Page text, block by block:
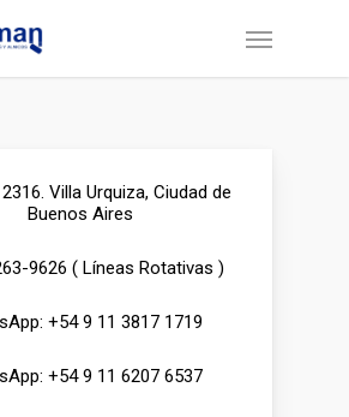
Villa Urquiza, Ciudad de
Buenos Aires
9626 ( Líneas Rotativas )
+54 9 11 3817 1719
+54 9 11 6207 6537